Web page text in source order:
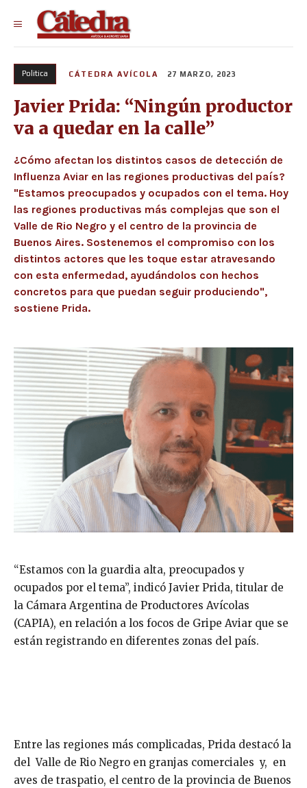
Politica CÁTEDRA AVÍCOLA 27 MARZO, 2023
Javier Prida: “Ningún productor
va a quedar en la calle”
¿Cómo afectan los distintos casos de detección de
Influenza Aviar en las regiones productivas del país?
"Estamos preocupados y ocupados con el tema. Hoy
las regiones productivas más complejas que son el
Valle de Rio Negro y el centro de la provincia de
Buenos Aires. Sostenemos el compromiso con los
distintos actores que les toque estar atravesando
con esta enfermedad, ayudándolos con hechos
concretos para que puedan seguir produciendo",
sostiene Prida.
“Estamos con la guardia alta, preocupados y
ocupados por el tema”, indicó Javier Prida, titular de
la Cámara Argentina de Productores Avícolas
(CAPIA), en relación a los focos de Gripe Aviar que se
están registrando en diferentes zonas del país.
Entre las regiones más complicadas, Prida destacó la
del Valle de Rio Negro en granjas comerciales y, en
aves de traspatio, el centro de la provincia de Buenos